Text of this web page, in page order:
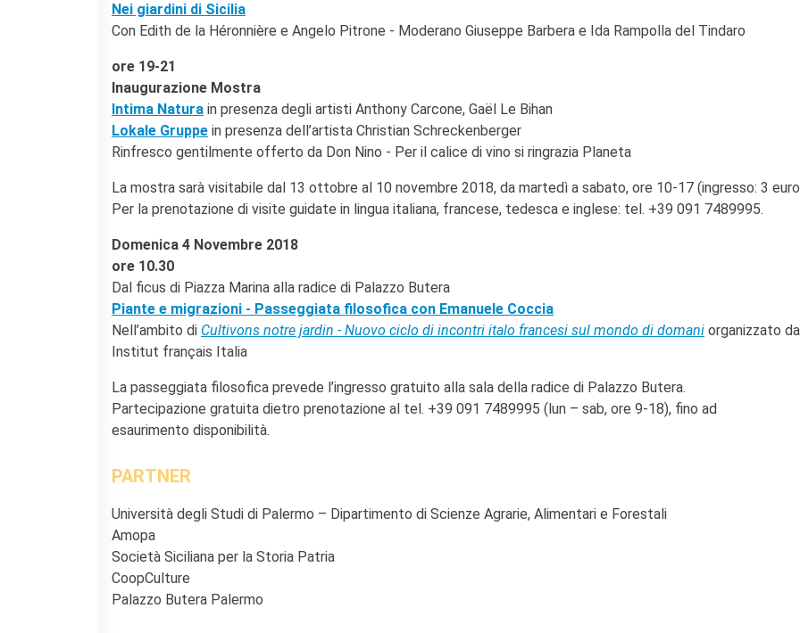
Nei giardini di Sicilia
Con Edith de la Héronnière e Angelo Pitrone - Moderano Giuseppe Barbera e Ida Rampolla del Tindaro
ore 19-21
Inaugurazione Mostra
Intima Natura in presenza degli artisti Anthony Carcone, Gaël Le Bihan
Lokale Gruppe in presenza dell’artista Christian Schreckenberger
Rinfresco gentilmente offerto da Don Nino - Per il calice di vino si ringrazia Planeta
La mostra sarà visitabile dal 13 ottobre al 10 novembre 2018, da martedì a sabato, ore 10-17 (ingresso: 3
Per la prenotazione di visite guidate in lingua italiana, francese, tedesca e inglese: tel. +39 091 7489995.
Domenica 4 Novembre 2018
ore 10.30
Dal ficus di Piazza Marina alla radice di Palazzo Butera
Piante e migrazioni - Passeggiata filosofica con Emanuele Coccia
Nell’ambito di Cultivons notre jardin - Nuovo ciclo di incontri italo francesi sul mondo di domani organizzato da
Institut français Italia
La passeggiata filosofica prevede l’ingresso gratuito alla sala della radice di Palazzo Butera.
Partecipazione gratuita dietro prenotazione al tel. +39 091 7489995 (lun – sab, ore 9-18), fino ad
esaurimento disponibilità.
PARTNER
Università degli Studi di Palermo – Dipartimento di Scienze Agrarie, Alimentari e Forestali
Amopa
Società Siciliana per la Storia Patria
CoopCulture
Palazzo Butera Palermo